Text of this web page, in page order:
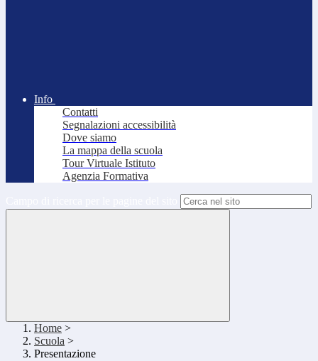
Info
Contatti
Segnalazioni accessibilità
Dove siamo
La mappa della scuola
Tour Virtuale Istituto
Agenzia Formativa
Home >
Scuola >
Presentazione